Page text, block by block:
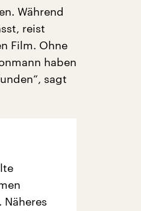
Während
reist
Film. Ohne
haben
sagt